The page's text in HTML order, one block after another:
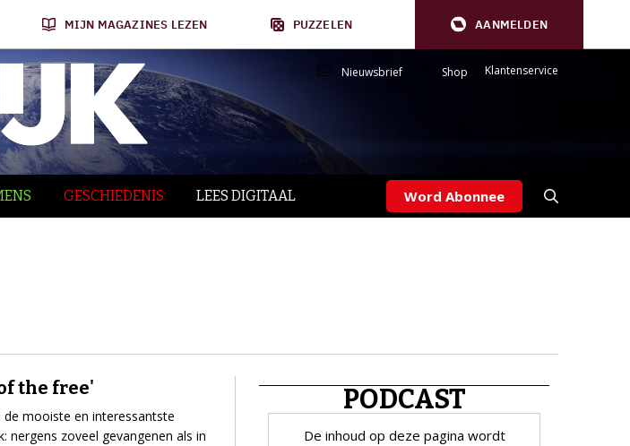
MIJN MAGAZINES LEZEN PUZZELEN AANMELDEN
Nieuwsbrief Shop Klantenservice
GESCHIEDENIS LEES DIGITAAL Word Abonnee
the free'
mooiste en interessantste
nergens zoveel gevangenen als in
PODCAST
De inhoud op deze pagina wordt